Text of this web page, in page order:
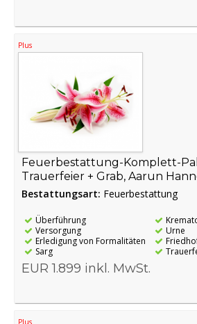
Plus
Feuerbestattung-Komplett-
Trauerfeier + Grab, Aarun
Bestattungsart: Feuerbestattung
Überführung
Versorgung
Erledigung von Formalitäten
Sarg
Urne
EUR 1.899 inkl. MwSt.
Plus